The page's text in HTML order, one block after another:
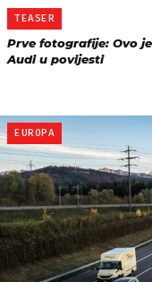
TEASER
Prve fotografije: Ovo
Audi u povijesti
EUROPA